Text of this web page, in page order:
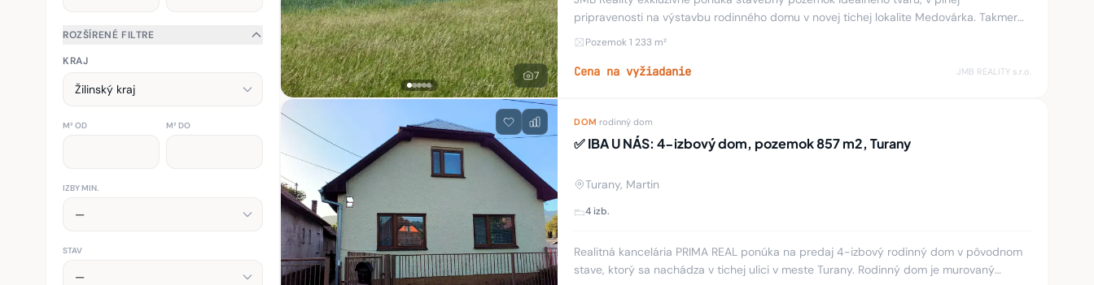
ROZŠÍRENÉ FILTRE
KRAJ
M² OD M² DO
IZBY MIN.
STAV
7
pripravenosti na výstavbu rodinného domu v novej tichej lokalite Medovárka. Takmer
rovinatý pozemok s vodomernou šachtou, skrink
Pozemok 1 233 m²
Cena na vyžiadanie JMB REALITY s.r.o.
DOM rodinný dom
✅ IBA U NÁS: 4-izbový dom, pozemok 857 m2, Turany
Turany, Martin
4 izb.
Realitná kancelária PRIMA REAL ponúka na predaj 4-izbový rodinný dom v pôvodnom
stave, ktorý sa nachádza v tichej ulici v meste Turany. Rodinný dom je murovaný